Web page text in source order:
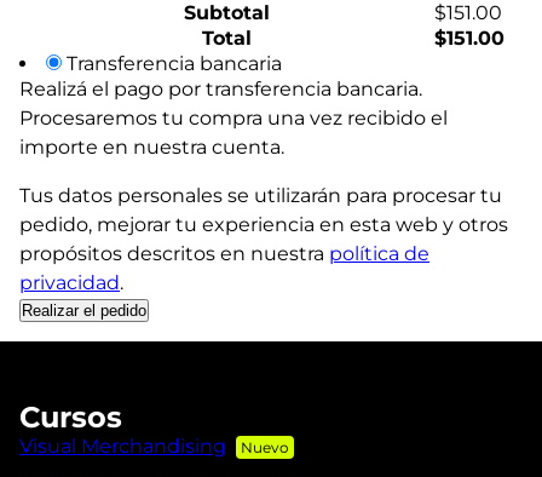
Subtotal $151.00
Total
$151.00
Transferencia bancaria
Realizá el pago por transferencia bancaria.
Procesaremos tu compra una vez recibido el
importe en nuestra cuenta.
Tus datos personales se utilizarán para procesar tu
pedido, mejorar tu experiencia en esta web y otros
propósitos descritos en nuestra política de
privacidad.
Realizar el pedido
Cursos
Visual Merchandising